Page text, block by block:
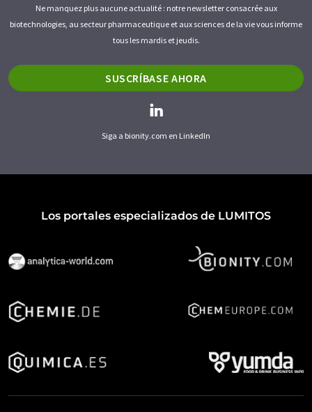
Ne manquez plus aucune actualité : notre newsletter consacrée aux
biotechnologies, au secteur pharmaceutique et aux sciences de la vie vous informe
tous les mardis et jeudis.
SUSCRÍBASE AHORA
Siga a bionity.com en LinkedIn
Los portales especializados de LUMITOS